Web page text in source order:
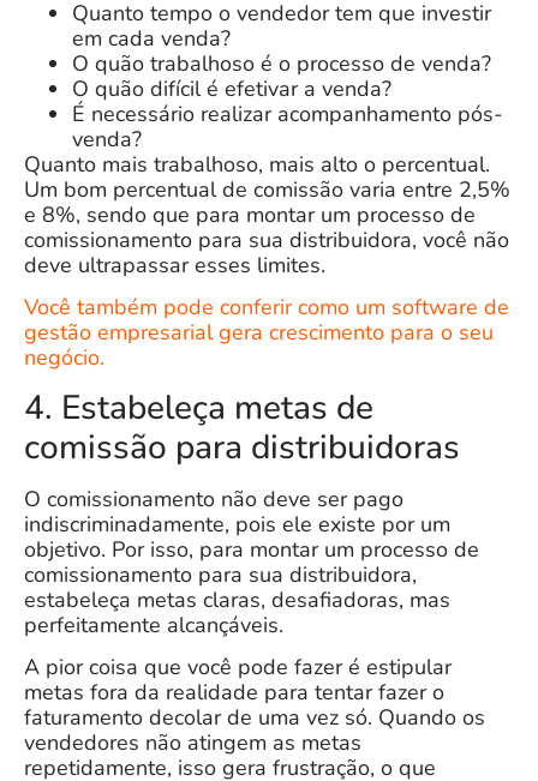
Quanto tempo o vendedor tem que investir
em cada venda?
O quão trabalhoso é o processo de venda?
O quão difícil é efetivar a venda?
É necessário realizar acompanhamento pós-
venda?
Quanto mais trabalhoso, mais alto o percentual.
Um bom percentual de comissão varia entre 2,5%
e 8%, sendo que para montar um processo de
comissionamento para sua distribuidora, você não
deve ultrapassar esses limites.
Você também pode conferir como um software de
gestão empresarial gera crescimento para o seu
negócio.
4. Estabeleça metas de
comissão para distribuidoras
O comissionamento não deve ser pago
indiscriminadamente, pois ele existe por um
objetivo. Por isso, para montar um processo de
comissionamento para sua distribuidora,
estabeleça metas claras, desafiadoras, mas
perfeitamente alcançáveis.
A pior coisa que você pode fazer é estipular
metas fora da realidade para tentar fazer o
faturamento decolar de uma vez só. Quando os
vendedores não atingem as metas
repetidamente, isso gera frustração, o que